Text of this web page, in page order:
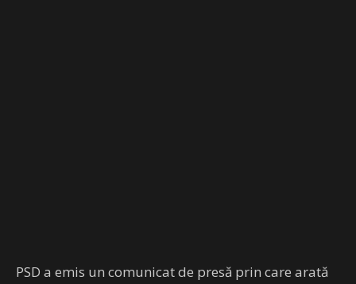
PSD a emis un comunicat de presă prin care arată